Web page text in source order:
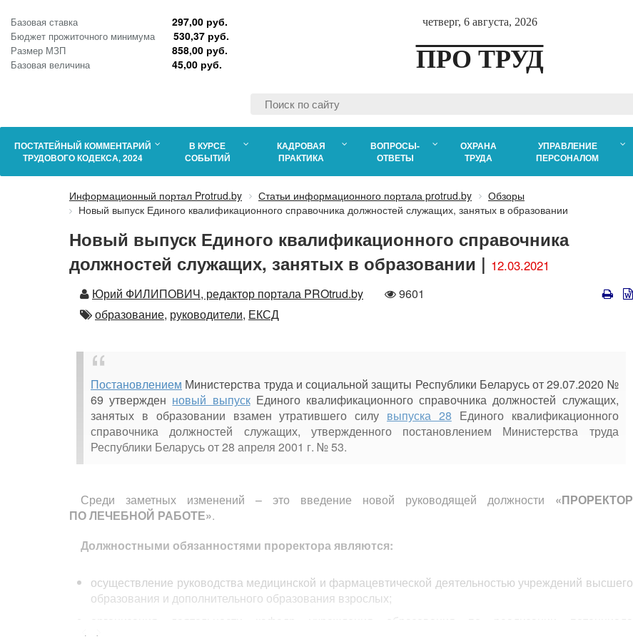
Базовая ставка 297,00 руб.
Бюджет прожиточного минимума 530,37 руб.
Размер МЗП 858,00 руб.
Базовая величина 45,00 руб.
четверг, 6 августа, 2026
ПРО ТРУД
ПОСТАТЕЙНЫЙ КОММЕНТАРИЙ
ТРУДОВОГО КОДЕКСА, 2024
В КУРСЕ
СОБЫТИЙ
КАДРОВАЯ
ПРАКТИКА
ВОПРОСЫ-
ОТВЕТЫ
ОХРАНА
ТРУДА
УПРАВЛЕНИЕ
ПЕРСОНАЛОМ
Информационный портал Protrud.by Статьи информационного портала protrud.by
Обзоры
Новый выпуск Единого квалификационного справочника должностей служащих, занятых в образовании
Новый выпуск Единого квалификационного справочника
должностей служащих, занятых в образовании | 12.03.2021
Автор
Юрий ФИЛИПОВИЧ, редактор портала PROtrud.by
Количество
9601
Автор
образование, руководители, ЕКСД
Постановлением Министерства труда и социальной защиты Республики Беларусь от 29.07.2020 №
69 утвержден новый выпускЕдиного квалификационного справочника должностей служащих,
занятых в образовании взамен утратившего силу выпуска 28 Единого квалификационного
справочника должностей служащих, утвержденного постановлением Министерства труда
Республики Беларусь от 28 апреля 2001 г. № 53.
Среди заметных изменений – это введение новой руководящей должности «ПРОРЕКТОР
ПО ЛЕЧЕБНОЙ РАБОТЕ».
Должностными обязанностями проректора являются:
осуществление руководства медицинской и фармацевтической деятельностью учреждений высшего
образования и дополнительного образования взрослых;
организация деятельности кафедр учреждения образования по реализации потенциала